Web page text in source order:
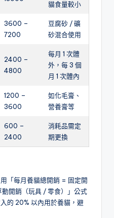
貓食量較小
3600 –
7200
豆腐砂 / 礦
砂混合使用
2400 –
4800
每月 1 次體
外，每 3 個
月 1 次體內
1200 –
3600
如化毛膏、
營養膏等
600 –
2400
消耗品需定
期更換
「每月養貓總開銷 = 固定開
開銷（玩具 / 零食）」公式
的 20% 以內用於養貓，避